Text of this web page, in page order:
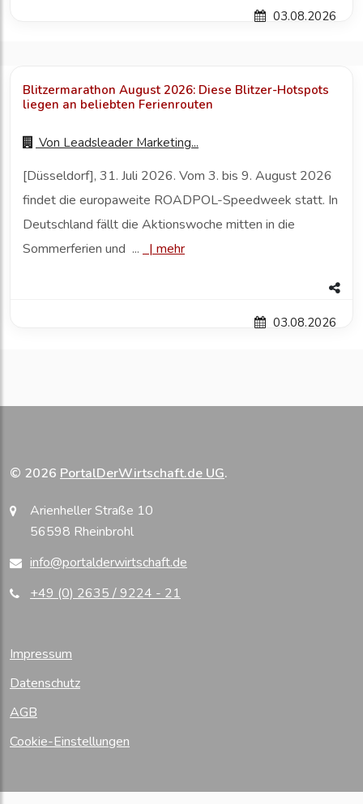
03.08.2026
Blitzermarathon August 2026: Diese Blitzer-Hotspots
liegen an beliebten Ferienrouten
Von Leadsleader Marketing...
[Düsseldorf], 31. Juli 2026. Vom 3. bis 9. August 2026
findet die europaweite ROADPOL-Speedweek statt. In
Deutschland fällt die Aktionswoche mitten in die
Sommerferien und ...
| mehr
03.08.2026
© 2026 PortalDerWirtschaft.de UG.
Arienheller Straße 10
56598 Rheinbrohl
info@portalderwirtschaft.de
+49 (0) 2635 / 9224 - 21
Impressum
Datenschutz
AGB
Cookie-Einstellungen